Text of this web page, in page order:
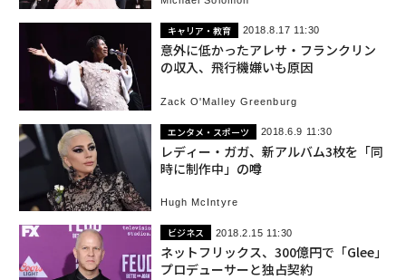
キャリア・教育 2018.8.17 11:30
意外に低かったアレサ・フランクリン
の収入、飛行機嫌いも原因
Zack O'Malley Greenburg
エンタメ・スポーツ 2018.6.9 11:30
レディー・ガガ、新アルバム3枚を「同
時に制作中」の噂
Hugh McIntyre
ビジネス 2018.2.15 11:30
ネットフリックス、300億円で「Glee」
プロデューサーと独占契約